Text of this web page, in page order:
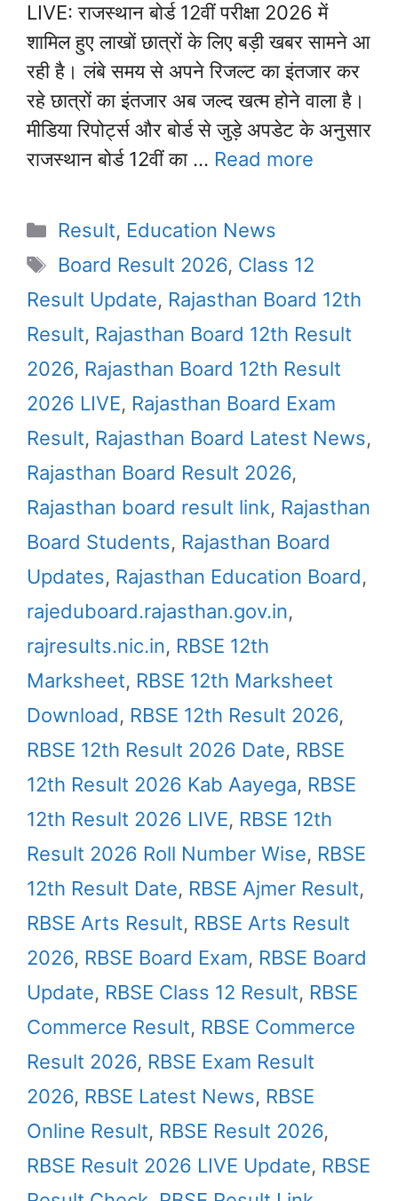
LIVE: राजस्थान बोर्ड 12वीं परीक्षा 2026 में
शामिल हुए लाखों छात्रों के लिए बड़ी खबर सामने आ
रही है। लंबे समय से अपने रिजल्ट का इंतजार कर
रहे छात्रों का इंतजार अब जल्द खत्म होने वाला है।
मीडिया रिपोर्ट्स और बोर्ड से जुड़े अपडेट के अनुसार
राजस्थान बोर्ड 12वीं का … Read more
Categories
Result, Education News
Tags
Board Result 2026, Class 12
Result Update, Rajasthan Board 12th
Result, Rajasthan Board 12th Result
2026, Rajasthan Board 12th Result
2026 LIVE, Rajasthan Board Exam
Result, Rajasthan Board Latest News,
Rajasthan Board Result 2026,
Rajasthan board result link, Rajasthan
Board Students, Rajasthan Board
Updates, Rajasthan Education Board,
rajeduboard.rajasthan.gov.in,
rajresults.nic.in, RBSE 12th
Marksheet, RBSE 12th Marksheet
Download, RBSE 12th Result 2026,
RBSE 12th Result 2026 Date, RBSE
12th Result 2026 Kab Aayega, RBSE
12th Result 2026 LIVE, RBSE 12th
Result 2026 Roll Number Wise, RBSE
12th Result Date, RBSE Ajmer Result,
RBSE Arts Result, RBSE Arts Result
2026, RBSE Board Exam, RBSE Board
Update, RBSE Class 12 Result, RBSE
Commerce Result, RBSE Commerce
Result 2026, RBSE Exam Result
2026, RBSE Latest News, RBSE
Online Result, RBSE Result 2026,
RBSE Result 2026 LIVE Update, RBSE